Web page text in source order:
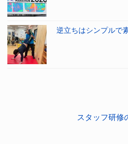
逆立ちはシンプルで
スタッフ研修